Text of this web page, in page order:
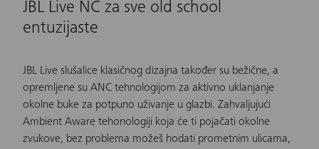
JBL Live NC za sve old school
entuzijaste
JBL Live slušalice klasičnog dizajna također su bežične, a
opremljene su ANC tehnologijom za aktivno uklanjanje
okolne buke za potpuno uživanje u glazbi. Zahvaljujući
Ambient Aware tehonologiji koja će ti pojačati okolne
zvukove, bez problema možeš hodati prometnim ulicama,